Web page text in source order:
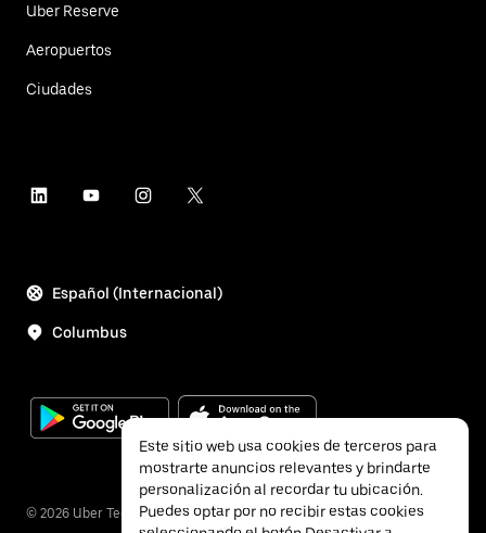
Uber Reserve
Aeropuertos
Ciudades
Español (Internacional)
Columbus
© 2026 Uber Technologies, Inc.
Este sitio web usa cookies de terceros para
mostrarte anuncios relevantes y brindarte
personalización al recordar tu ubicación.
Puedes optar por no recibir estas cookies